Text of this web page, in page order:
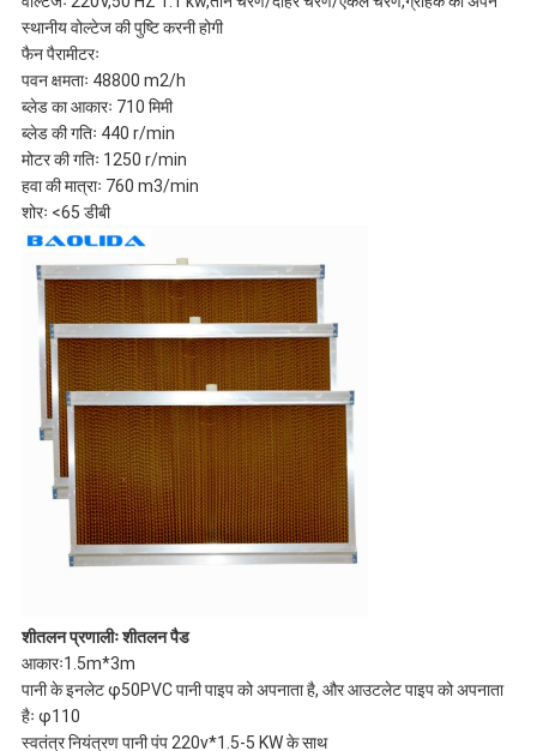
स्थानीय वोल्टेज की पुष्टि करनी होगी
फैन पैरामीटरः
पवन क्षमताः 48800 m2/h
ब्लेड का आकारः 710 मिमी
ब्लेड की गतिः 440 r/min
मोटर की गतिः 1250 r/min
हवा की मात्राः 760 m3/min
शोरः <65 डीबी
शीतलन प्रणालीः शीतलन पैड
आकारः1.5m*3m
पानी के इनलेट φ50PVC पानी पाइप को अपनाता है, और आउटलेट पाइप को अपनाता
हैः φ110
स्वतंत्र नियंत्रण पानी पंप 220v*1.5-5 KW के साथ